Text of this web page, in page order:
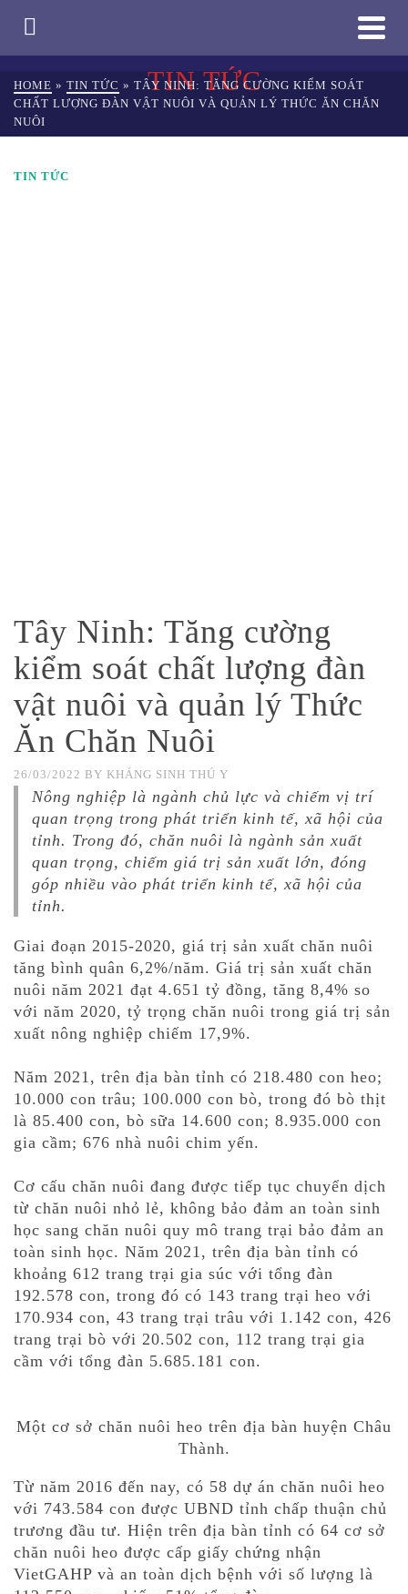
TIN TỨC
HOME » TIN TỨC » TÂY NINH: TĂNG CƯỜNG KIỂM SOÁT
CHẤT LƯỢNG ĐÀN VẬT NUÔI VÀ QUẢN LÝ THỨC ĂN CHĂN
NUÔI
TIN TỨC
Tây Ninh: Tăng cường
kiểm soát chất lượng đàn
vật nuôi và quản lý Thức
Ăn Chăn Nuôi
26/03/2022 BY KHÁNG SINH THÚ Y
Nông nghiệp là ngành chủ lực và chiếm vị trí
quan trọng trong phát triển kinh tế, xã hội của
tỉnh. Trong đó, chăn nuôi là ngành sản xuất
quan trọng, chiếm giá trị sản xuất lớn, đóng
góp nhiều vào phát triển kinh tế, xã hội của
tỉnh.
Giai đoạn 2015-2020, giá trị sản xuất chăn nuôi
tăng bình quân 6,2%/năm. Giá trị sản xuất chăn
nuôi năm 2021 đạt 4.651 tỷ đồng, tăng 8,4% so
với năm 2020, tỷ trọng chăn nuôi trong giá trị sản
xuất nông nghiệp chiếm 17,9%.
Năm 2021, trên địa bàn tỉnh có 218.480 con heo;
10.000 con trâu; 100.000 con bò, trong đó bò thịt
là 85.400 con, bò sữa 14.600 con; 8.935.000 con
gia cầm; 676 nhà nuôi chim yến.
Cơ cấu chăn nuôi đang được tiếp tục chuyển dịch
từ chăn nuôi nhỏ lẻ, không bảo đảm an toàn sinh
học sang chăn nuôi quy mô trang trại bảo đảm an
toàn sinh học. Năm 2021, trên địa bàn tỉnh có
khoảng 612 trang trại gia súc với tổng đàn
192.578 con, trong đó có 143 trang trại heo với
170.934 con, 43 trang trại trâu với 1.142 con, 426
trang trại bò với 20.502 con, 112 trang trại gia
cầm với tổng đàn 5.685.181 con.
Một cơ sở chăn nuôi heo trên địa bàn huyện Châu
Thành.
Từ năm 2016 đến nay, có 58 dự án chăn nuôi heo
với 743.584 con được UBND tỉnh chấp thuận chủ
trương đầu tư. Hiện trên địa bàn tỉnh có 64 cơ sở
chăn nuôi heo được cấp giấy chứng nhận
VietGAHP và an toàn dịch bệnh với số lượng là